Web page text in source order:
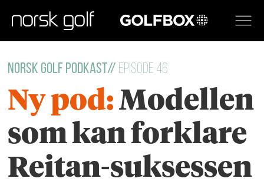
GOLFBOX
Norsk Golf Podkast// Episode 46
Ny pod:Modellen
som kan forklare
Reitan-suksessen